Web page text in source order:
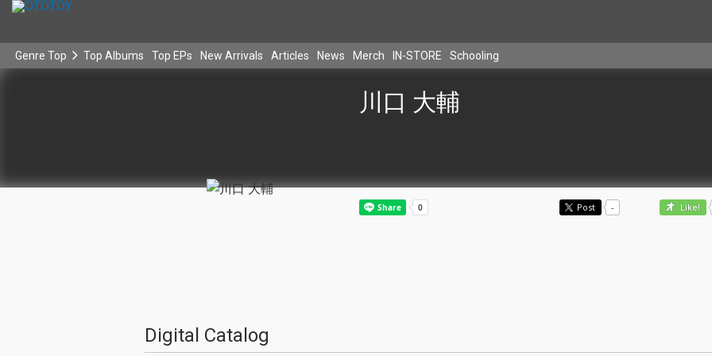
Genre Top Top Albums Top EPs New Arrivals Articles News Merch IN-STORE Schooling
川口 大輔
Post - Like!
Digital Catalog